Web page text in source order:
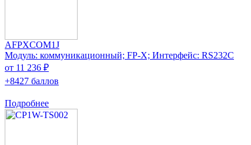
AFPXCOM1J
Модуль: коммуникационный; FP-X; Интерфейс: RS232C
от 11 236 ₽
+8427 баллов
Подробнее